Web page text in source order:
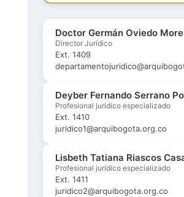
Doctor Germán Oviedo
Director Jurídico
Ext. 1409
Deyber Fernando Serrano
Profesional jurídico especializado
Ext. 1410
juridico1@arquibogota.org.co
Lisbeth Tatiana Riascos
Profesional jurídico especializado
Ext. 1411
juridico2@arquibogota.org.co